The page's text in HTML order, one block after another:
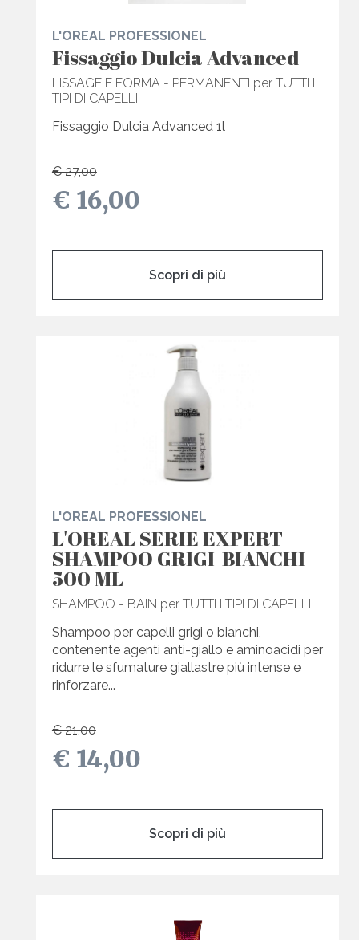
L'OREAL PROFESSIONEL
Fissaggio Dulcia Advanced
LISSAGE E FORMA - PERMANENTI per TUTTI I
TIPI DI CAPELLI
Fissaggio Dulcia Advanced 1l
€ 27,00
€ 16,00
Scopri di più
L'OREAL PROFESSIONEL
L'OREAL SERIE EXPERT
SHAMPOO GRIGI-BIANCHI
500 ML
SHAMPOO - BAIN per TUTTI I TIPI DI CAPELLI
Shampoo per capelli grigi o bianchi,
contenente agenti anti-giallo e aminoacidi per
ridurre le sfumature giallastre più intense e
rinforzare...
€ 21,00
€ 14,00
Scopri di più